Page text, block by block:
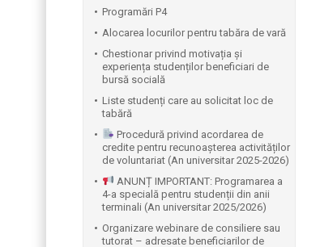
Programări P4
Alocarea locurilor pentru tabăra de vară
Chestionar privind motivația și
experiența studenților beneficiari de
bursă socială
Liste studenți care au solicitat loc de
tabără
Procedură privind acordarea de
credite pentru recunoașterea activităților
de voluntariat (An universitar 2025-2026)
ANUNȚ IMPORTANT: Programarea a
4-a specială pentru studenții din anii
terminali (An universitar 2025/2026)
Organizare webinare de consiliere sau
tutorat – adresate beneficiarilor de